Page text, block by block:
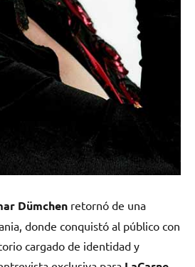
Dümchen retornó de una
donde conquistó al público con
cargado de identidad y